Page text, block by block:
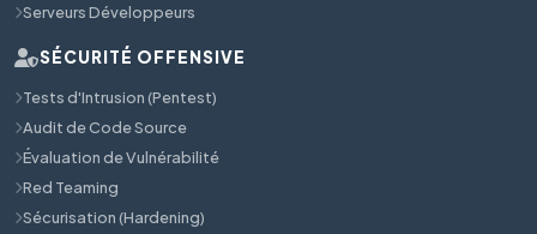
Serveurs Développeurs
SÉCURITÉ OFFENSIVE
Tests d'Intrusion (Pentest)
Audit de Code Source
Évaluation de Vulnérabilité
Red Teaming
Sécurisation (Hardening)